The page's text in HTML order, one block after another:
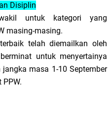
Disiplin
untuk kategori yang
masing-masing.
telah diemailkan oleh
untuk menyertainya
masa 1-10 September